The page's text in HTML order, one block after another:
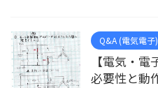
Q&A (電気電子)
【電気・
必要性と動